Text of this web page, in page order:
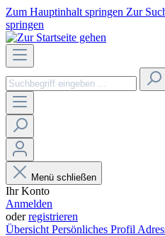
Zum Hauptinhalt springen Zur
springen
Menü schließen
Ihr Konto
Anmelden
oderregistrieren
Übersicht Persönliches Profil